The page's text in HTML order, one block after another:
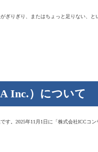
ぎりぎり、またはちょっと足りない、
Inc.）について
す。2025年11月1日に「株式会社ICCコ